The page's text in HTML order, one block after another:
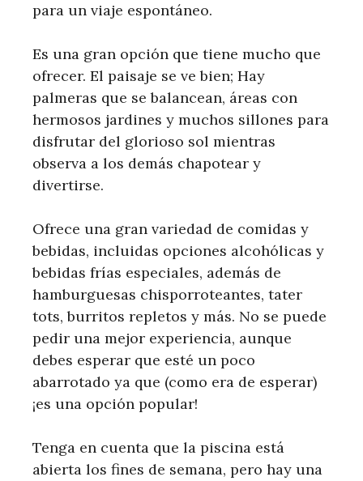
para un viaje espontáneo.
Es una gran opción que tiene mucho que
ofrecer. El paisaje se ve bien; Hay
palmeras que se balancean, áreas con
hermosos jardines y muchos sillones para
disfrutar del glorioso sol mientras
observa a los demás chapotear y
divertirse.
Ofrece una gran variedad de comidas y
bebidas, incluidas opciones alcohólicas y
bebidas frías especiales, además de
hamburguesas chisporroteantes, tater
tots, burritos repletos y más. No se puede
pedir una mejor experiencia, aunque
debes esperar que esté un poco
abarrotado ya que (como era de esperar)
¡es una opción popular!
Tenga en cuenta que la piscina está
abierta los fines de semana, pero hay una